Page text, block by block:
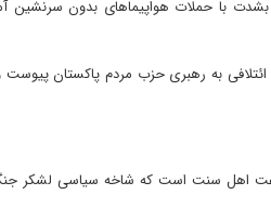
با حملات هواپیماهای بدون سرنشین
اهل سنت است که شاخه سیاسی لشکر